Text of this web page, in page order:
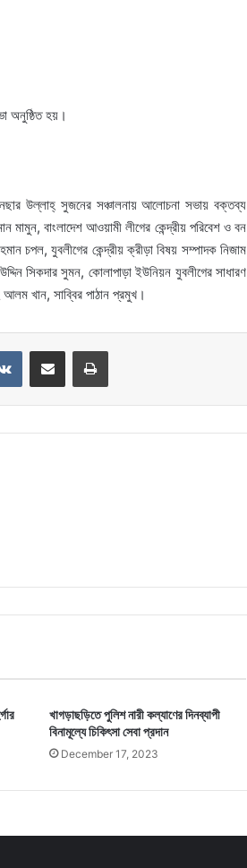
অনুষ্ঠিত হয়।
উল্লাহ্ সুজনের সঞ্চালনায় আলোচনা সভায় বক্তব্য
বাংলাদেশ আওয়ামী লীগের কেন্দ্রীয় পরিবেশ ও বন
চপল, যুবলীগের কেন্দ্রীয় ক্রীড়া বিষয় সম্পাদক নিজাম
সিকদার সুমন, কোলাপাড়া ইউনিয়ন যুবলীগের সাধারণ
খান, সাব্বির পাঠান প্রমুখ।
VKontakteShare via Email Print
খাগড়াছড়িতে পুলিশ নারী কল্যাণের দিনব্যাপী
বিনামূল্যে চিকিৎসা সেবা প্রদান
December 17, 2023